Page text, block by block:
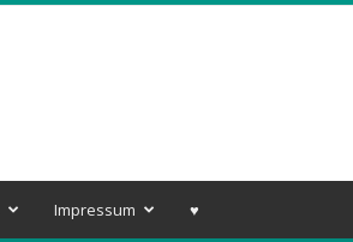
Impressum ♥️